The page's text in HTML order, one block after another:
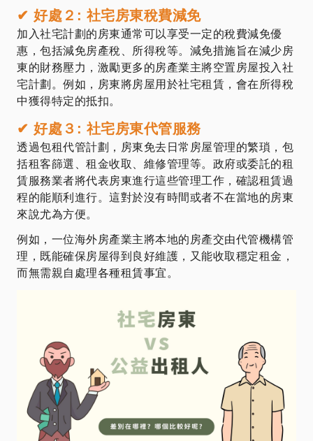
✔ 好處２: 社宅房東稅費減免
加入社宅計劃的房東通常可以享受一定的稅費減免優
惠，包括減免房產稅、所得稅等。減免措施旨在減少房
東的財務壓力，激勵更多的房產業主將空置房屋投入社
宅計劃。例如，房東將房屋用於社宅租賃，會在所得稅
中獲得特定的抵扣。
✔ 好處３: 社宅房東代管服務
透過包租代管計劃，房東免去日常房屋管理的繁瑣，包
括租客篩選、租金收取、維修管理等。政府或委託的租
賃服務業者將代表房東進行這些管理工作，確認租賃過
程的能順利進行。這對於沒有時間或者不在當地的房東
來說尤為方便。
例如，一位海外房產業主將本地的房產交由代管機構管
理，既能確保房屋得到良好維護，又能收取穩定租金，
而無需親自處理各種租賃事宜。